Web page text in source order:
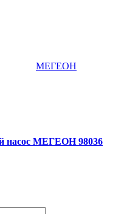
МЕГЕОН
насос МЕГЕОН 98036